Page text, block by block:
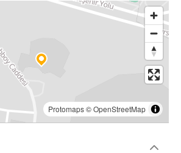
Protomaps©OpenStreetMap